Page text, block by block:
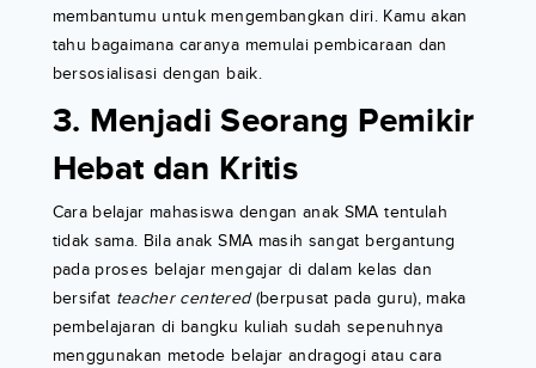
membantumu untuk mengembangkan diri. Kamu akan
tahu bagaimana caranya memulai pembicaraan dan
bersosialisasi dengan baik.
3. Menjadi Seorang Pemikir
Hebat dan Kritis
Cara belajar mahasiswa dengan anak SMA tentulah
tidak sama. Bila anak SMA masih sangat bergantung
pada proses belajar mengajar di dalam kelas dan
bersifat teacher centered(berpusat pada guru), maka
pembelajaran di bangku kuliah sudah sepenuhnya
menggunakan metode belajar andragogi atau cara